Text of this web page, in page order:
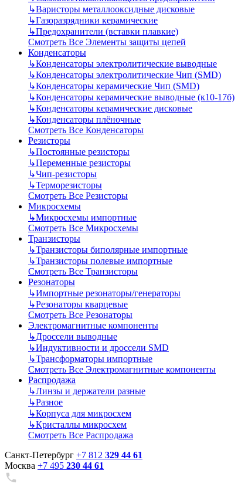
↳Варисторы металлооксидные дисковые
↳Газоразрядники керамические
↳Предохранители (вставки плавкие)
Смотреть Все Элементы защиты цепей
Конденсаторы
↳Конденсаторы электролитические выводные
↳Конденсаторы электролитические Чип (SMD)
↳Конденсаторы керамические Чип (SMD)
↳Конденсаторы керамические выводные (к10-17б)
↳Конденсаторы керамические дисковые
↳Конденсаторы плёночные
Смотреть Все Конденсаторы
Резисторы
↳Постоянные резисторы
↳Переменные резисторы
↳Чип-резисторы
↳Терморезисторы
Смотреть Все Резисторы
Микросхемы
↳Микросхемы импортные
Смотреть Все Микросхемы
Транзисторы
↳Транзисторы биполярные импортные
↳Транзисторы полевые импортные
Смотреть Все Транзисторы
Резонаторы
↳Импортные резонаторы/генераторы
↳Резонаторы кварцевые
Смотреть Все Резонаторы
Электромагнитные компоненты
↳Дроссели выводные
↳Индуктивности и дроссели SMD
↳Трансформаторы импортные
Смотреть Все Электромагнитные компоненты
Распродажа
↳Линзы и держатели разные
↳Разное
↳Корпуса для микросхем
↳Кристаллы микросхем
Смотреть Все Распродажа
Санкт-Петербург +7 812 329 44 61
Москва +7 495 230 44 61